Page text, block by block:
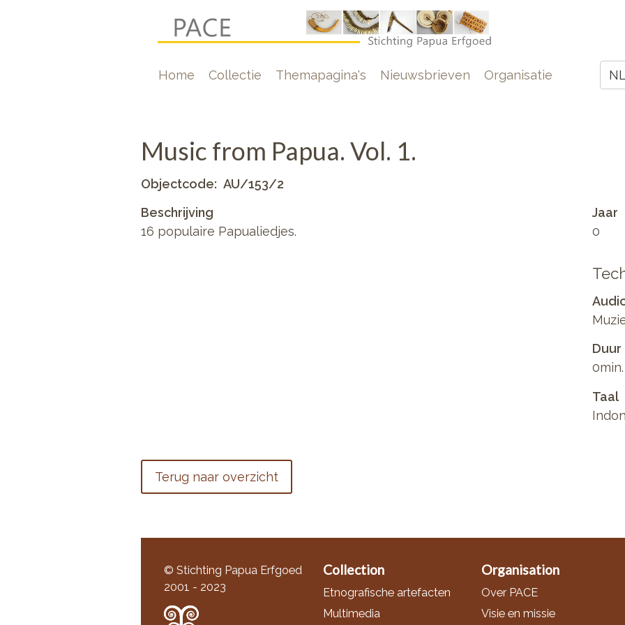
Hoofdnavigatie
Home Collectie Themapagina's Nieuwsbrieven Organisatie
Music from Papua. Vol. 1.
Objectcode
AU/153/2
Beschrijving
16 populaire Papualiedjes.
Jaar
0
Duur
0min.
Taal
Terug naar overzicht
© Stichting Papua Erfgoed
2001 - 2023
Collection
Etnografische artefacten
Multimedia
Organisation
Over PACE
Visie en missie